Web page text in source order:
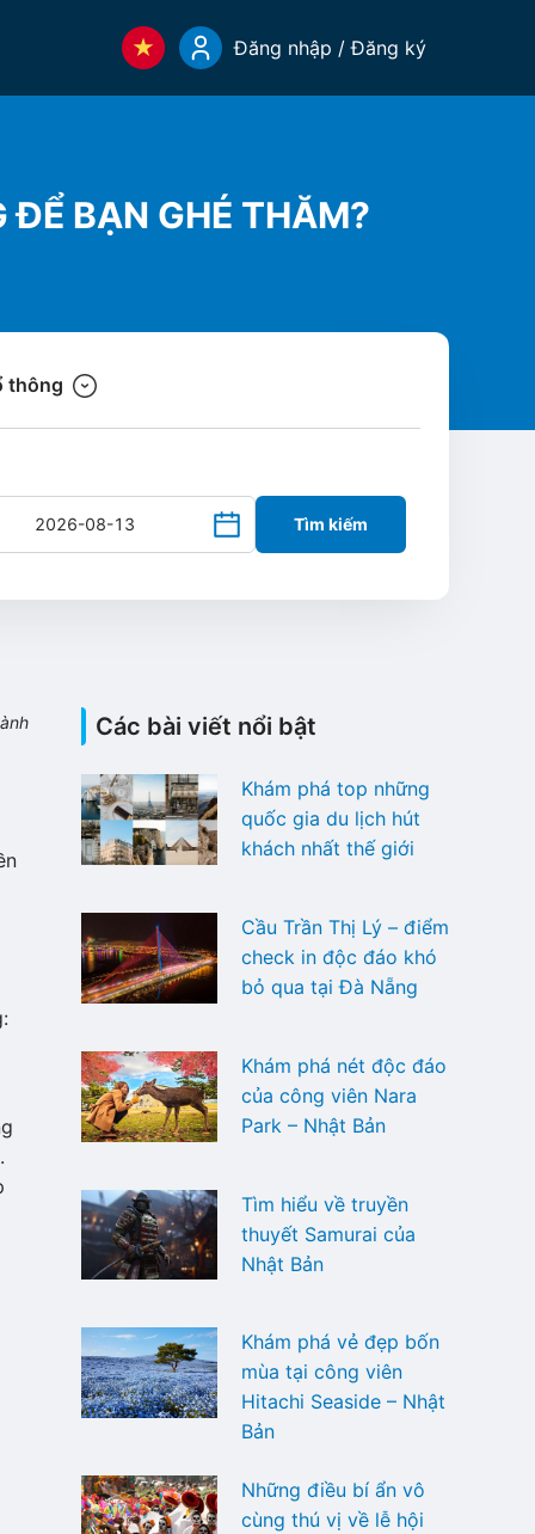
Đăng nhập / Đăng ký
ĐỂ BẠN GHÉ THĂM?
thông
Tìm kiếm
Các bài viết nổi bật
Khám phá top những
quốc gia du lịch hút
khách nhất thế giới
Cầu Trần Thị Lý – điểm
check in độc đáo khó
bỏ qua tại Đà Nẵng
Khám phá nét độc đáo
của công viên Nara
Park – Nhật Bản
Tìm hiểu về truyền
thuyết Samurai của
Nhật Bản
Khám phá vẻ đẹp bốn
mùa tại công viên
Hitachi Seaside – Nhật
Bản
Những điều bí ẩn vô
cùng thú vị về lễ hội